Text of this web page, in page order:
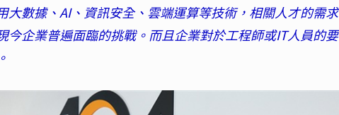
數據、AI、資訊安全、雲端運算等技術，相關人才的需求
今企業普遍面臨的挑戰。而且企業對於工程師或IT人員的要